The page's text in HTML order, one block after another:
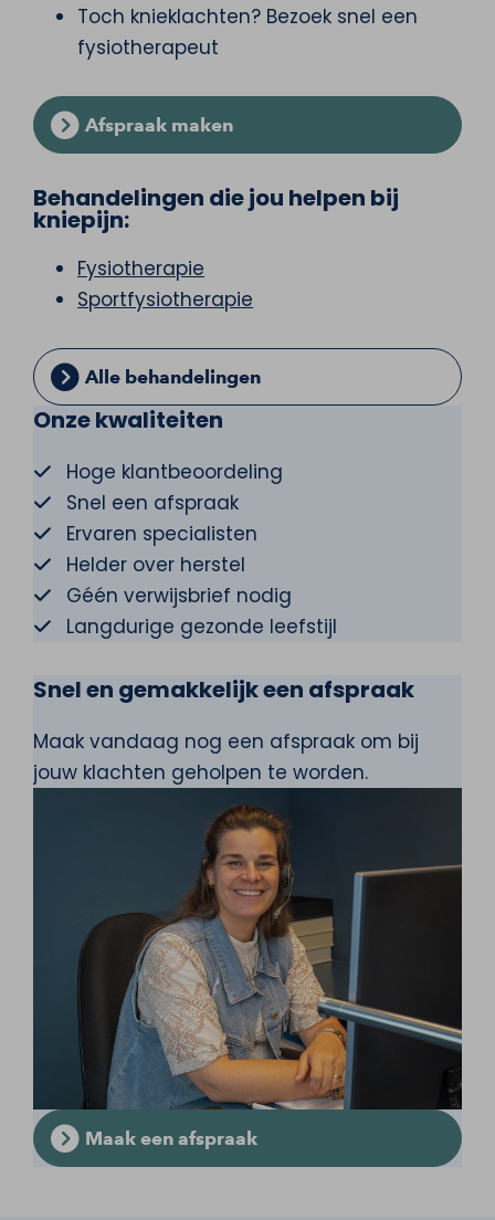
Toch knieklachten? Bezoek snel een
fysiotherapeut
Afspraak maken
Behandelingen die jou helpen bij
kniepijn:
Fysiotherapie
Sportfysiotherapie
Alle behandelingen
Onze kwaliteiten
Hoge klantbeoordeling
Snel een afspraak
Ervaren specialisten
Helder over herstel
Géén verwijsbrief nodig
Langdurige gezonde leefstijl
Snel en gemakkelijk een afspraak
Maak vandaag nog een afspraak om bij
jouw klachten geholpen te worden.
Maak een afspraak